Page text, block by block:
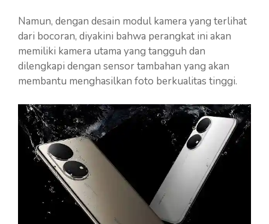
Namun, dengan desain modul kamera yang terlihat
dari bocoran, diyakini bahwa perangkat ini akan
memiliki kamera utama yang tangguh dan
dilengkapi dengan sensor tambahan yang akan
membantu menghasilkan foto berkualitas tinggi.